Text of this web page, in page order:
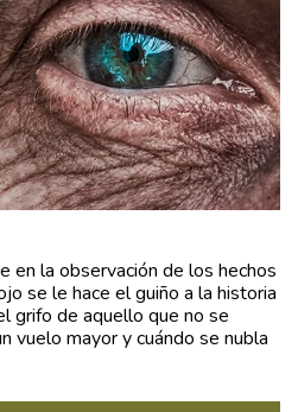
en la observación de los hechos
se le hace el guiño a la historia
grifo de aquello que no se
vuelo mayor y cuándo se nubla